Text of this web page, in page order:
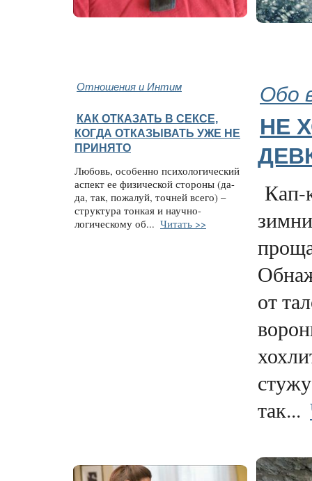
Отношения и Интим Обо
КАК ОТКАЗАТЬ В СЕКСЕ,
КОГДА ОТКАЗЫВАТЬ УЖЕ НЕ
ПРИНЯТО
Любовь, особенно психологический
аспект ее физической стороны (да-
да, так, пожалуй, точней всего) –
структура тонкая и научно-
логическому об... Читать >>
НЕ
Кап-
от
так...